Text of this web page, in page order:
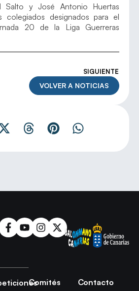
Salto y José Antonio Huertas
colegiados designados para el
20 de la Liga Guerreras
SIGUIENTE
VOLVER A NOTICIAS
Comités
Contacto